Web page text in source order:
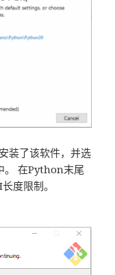
装了该软件，并选
。 在Python末尾
度限制。